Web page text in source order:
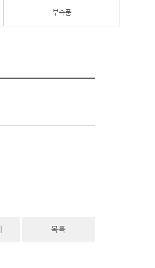
부속품
목록